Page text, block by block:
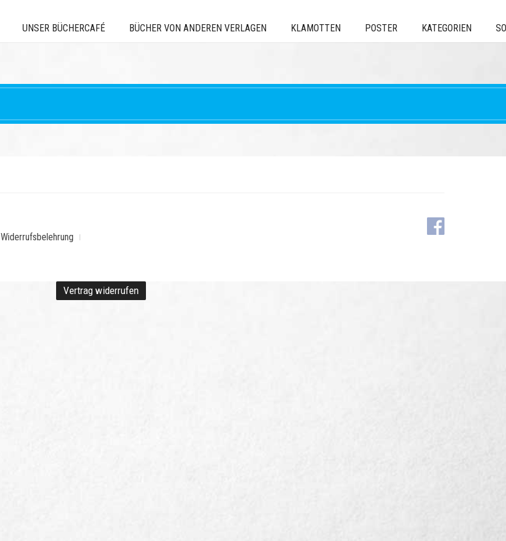
UNSER BÜCHERCAFÉ BÜCHER VON ANDEREN VERLAGEN KLAMOTTEN POSTER KATEGORIEN
Widerrufsbelehrung
Vertrag widerrufen